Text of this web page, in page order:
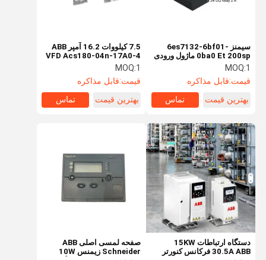
خانه محصولات
سیمنز 6es7132-6bf01-
0ba0 Et 200sp ماژول ورودی
MOQ:1
قیمت:قابل مذاکره
بهترین قیمت
تماس
7.5 کیلووات 16.2 آمپر ABB
VFD Acs180-04n-17A0-4
هرتز
MOQ:1
قیمت:قابل مذاکره
بهترین قیمت
تماس
دستگاه ارتباطات 15KW
30.5A ABB فرکانس کنورتر
صفحه لمسی اصلی ABB
Schneider زیمنس 10W